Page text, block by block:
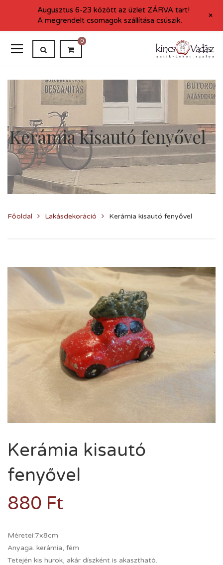
0
Kerámia kisautó fenyővel
Főoldal Lakásdekoráció Kerámia kisautó fenyővel
Kerámia kisautó
fenyővel
880 Ft
Méretei:7x8cm
Anyaga. kerámia, fém
Tetején kis hurok, akár díszként is akasztható.
Augusztus 6-23 között az üzlet ZÁRVA tart!
A megrendelt csomagok szállítása csúszik.
+